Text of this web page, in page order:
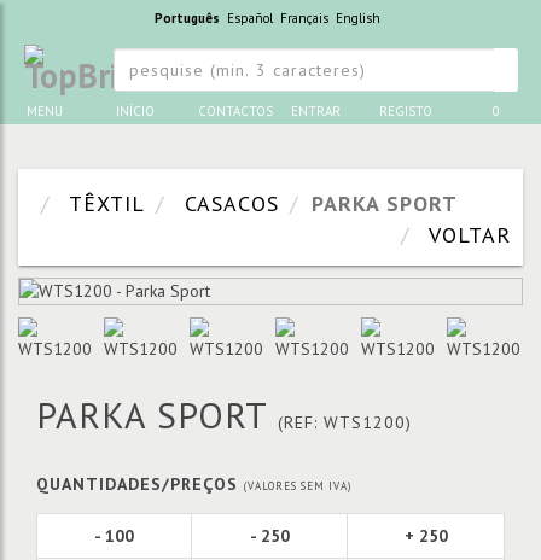
Português Español Français English
MENU INÍCIO CONTACTOS ENTRAR REGISTO 0
TÊXTIL CASACOS
PARKA SPORT
VOLTAR
PARKA SPORT (REF: WTS1200)
QUANTIDADES/PREÇOS (VALORES SEM IVA)
- 100 - 250 + 250